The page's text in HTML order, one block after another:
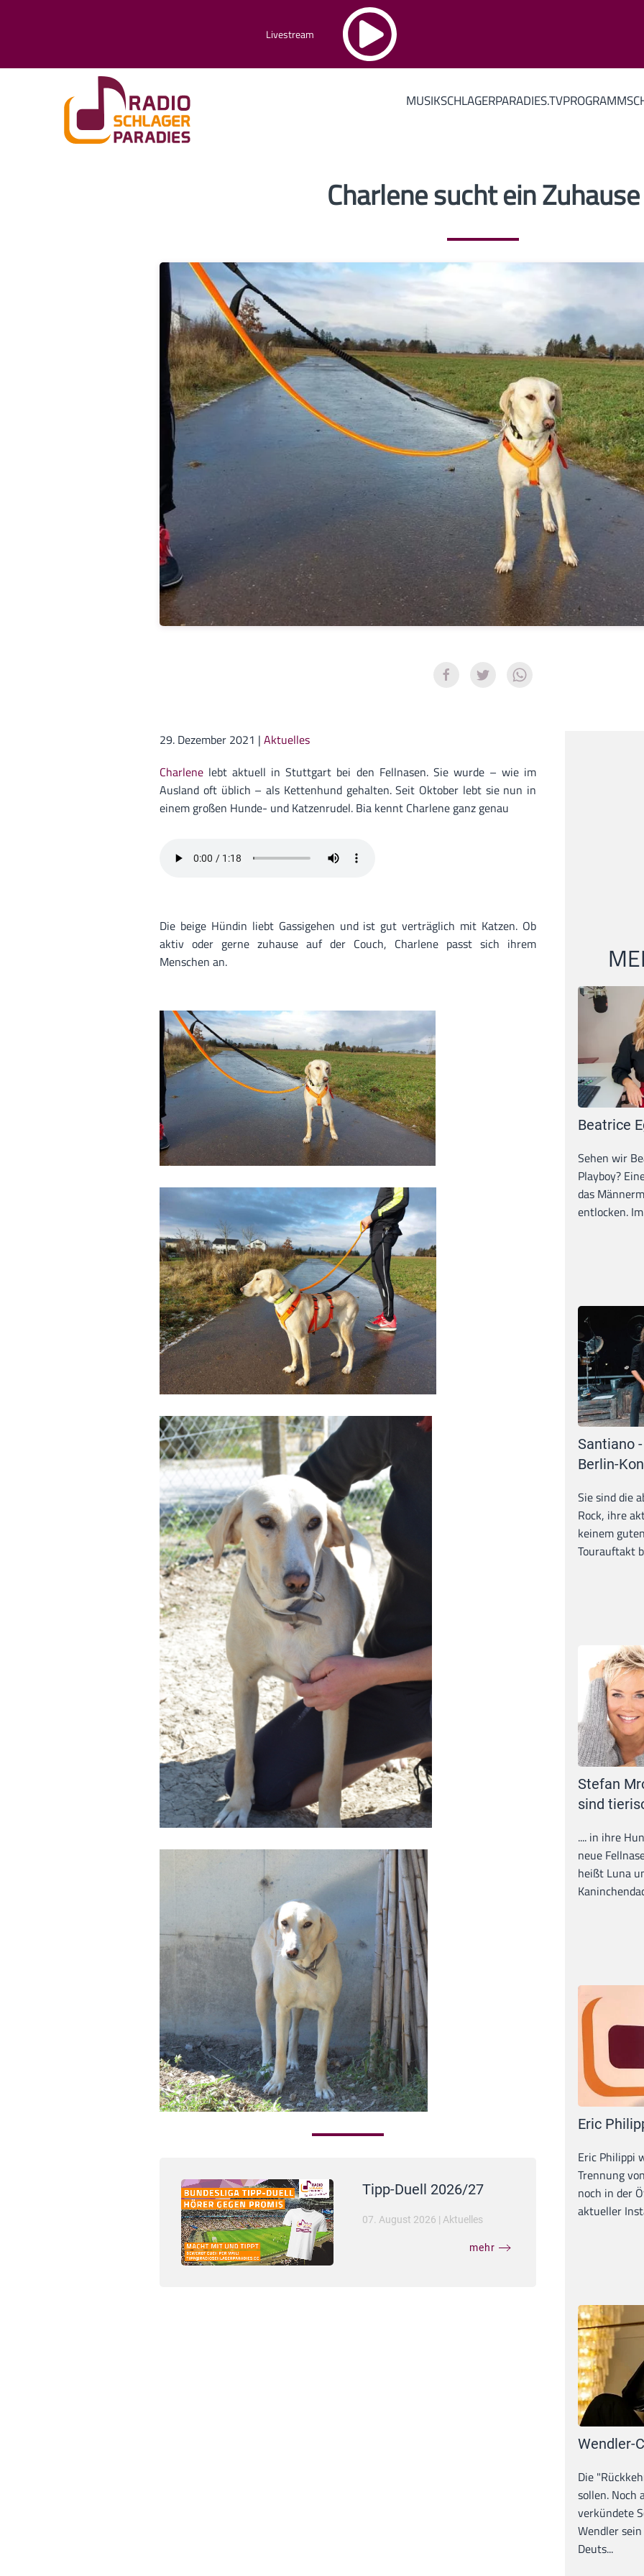
Livestream
MUSIKSCHLAGERPARADIES.TVPROGRAMM
Charlene sucht ein Zuhause
29. Dezember 2021 | Aktuelles
Charlene lebt aktuell in Stuttgart bei den Fellnasen. Sie wurde – wie im
Ausland oft üblich – als Kettenhund gehalten. Seit Oktober lebt sie nun in
einem großen Hunde- und Katzenrudel. Bia kennt Charlene ganz genau
Die beige Hündin liebt Gassigehen und ist gut verträglich mit Katzen. Ob
aktiv oder gerne zuhause auf der Couch, Charlene passt sich ihrem
Menschen an.
Tipp-Duell 2026/27
07. August 2026 | Aktuelles
mehr
Beatrice
Sehen wir
Playboy?
das
entlocken.
Santiano
Berlin-
Sie sind die
Rock, ihre
keinem
Tourauftakt
Stefan
sind
.... in ihre
neue
heißt Luna
Eric
Eric Philippi
Trennung
noch in der
aktueller
Wendler-
Die
sollen. Noch
verkündete
Wendler
Deuts...